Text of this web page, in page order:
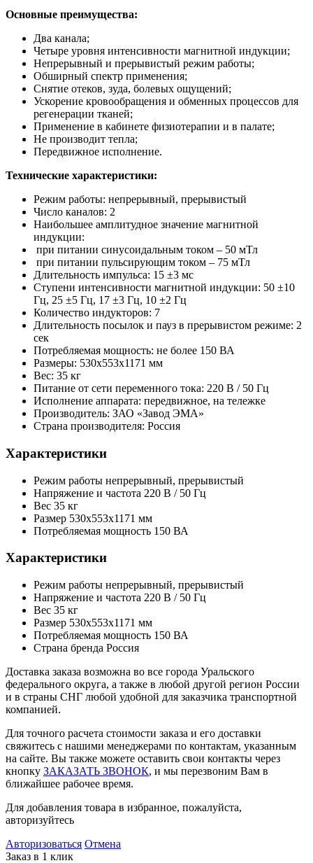
Основные преимущества:
Два канала;
Четыре уровня интенсивности магнитной индукции;
Непрерывный и прерывистый режим работы;
Обширный спектр применения;
Снятие отеков, зуда, болевых ощущений;
Ускорение кровообращения и обменных процессов для
регенерации тканей;
Применение в кабинете физиотерапии и в палате;
Не производит тепла;
Передвижное исполнение.
Технические характеристики:
Режим работы: непрерывный, прерывистый
Число каналов: 2
Наибольшее амплитудное значение магнитной
индукции:
при питании синусоидальным током – 50 мТл
при питании пульсирующим током – 75 мТл
Длительность импульса: 15 ±3 мс
Ступени интенсивности магнитной индукции: 50 ±10
Гц, 25 ±5 Гц, 17 ±3 Гц, 10 ±2 Гц
Количество индукторов: 7
Длительность посылок и пауз в прерывистом режиме: 2
сек
Потребляемая мощность: не более 150 ВА
Размеры: 530х553х1171 мм
Вес: 35 кг
Питание от сети переменного тока: 220 В / 50 Гц
Исполнение аппарата: передвижное, на тележке
Производитель: ЗАО «Завод ЭМА»
Страна производителя: Россия
Характеристики
Режим работы непрерывный, прерывистый
Напряжение и частота 220 В / 50 Гц
Вес 35 кг
Размер 530х553х1171 мм
Потребляемая мощность 150 ВА
Характеристики
Режим работы непрерывный, прерывистый
Напряжение и частота 220 В / 50 Гц
Вес 35 кг
Размер 530х553х1171 мм
Потребляемая мощность 150 ВА
Страна бренда Россия
Доставка заказа возможна во все города Уральского
федерального округа, а также в любой другой регион России
и в страны СНГ любой удобной для заказчика транспортной
компанией.
Для точного расчета стоимости заказа и его доставки
свяжитесь с нашими менеджерами по контактам, указанным
на сайте. Вы также можете оставить свои контакты через
кнопку ЗАКАЗАТЬ ЗВОНОК, и мы перезвоним Вам в
ближайшее рабочее время.
Для добавления товара в избранное, пожалуйста,
авторизуйтесь
Авторизоваться Отмена
Заказ в 1 клик